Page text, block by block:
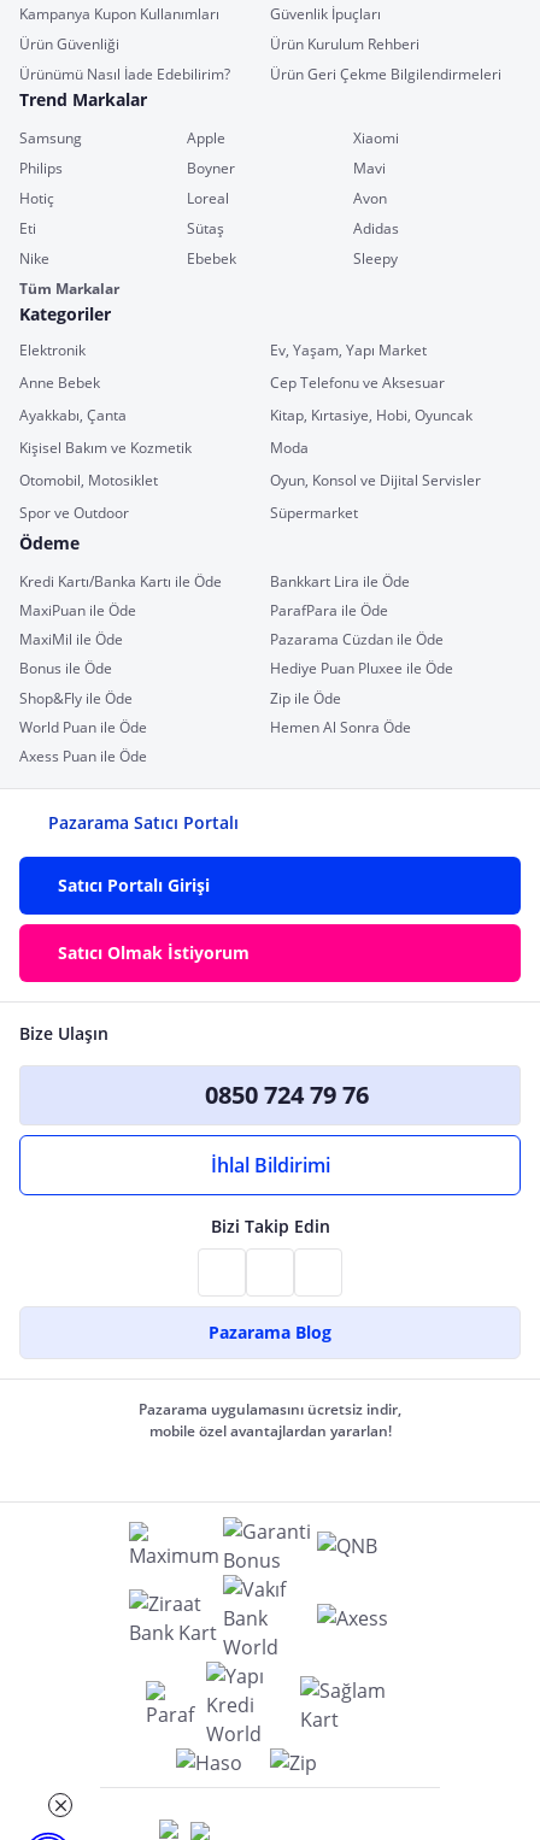
Kampanya Kupon Kullanımları
Güvenlik İpuçları
Ürün Güvenliği
Ürün Kurulum Rehberi
Ürünümü Nasıl İade Edebilirim?
Ürün Geri Çekme Bilgilendirmeleri
Trend Markalar
Samsung Apple
Xiaomi
Philips
Boyner
Mavi
Hotiç
Loreal
Avon
Eti
Sütaş
Adidas
Nike
Ebebek
Sleepy
Tüm Markalar
Kategoriler
Elektronik
Ev, Yaşam, Yapı Market
Anne Bebek
Cep Telefonu ve Aksesuar
Ayakkabı, Çanta
Kitap, Kırtasiye, Hobi, Oyuncak
Kişisel Bakım ve Kozmetik
Moda
Otomobil, Motosiklet
Oyun, Konsol ve Dijital Servisler
Spor ve Outdoor
Süpermarket
Ödeme
Kredi Kartı/Banka Kartı ile Öde
Bankkart Lira ile Öde
MaxiPuan ile Öde
ParafPara ile Öde
MaxiMil ile Öde
Pazarama Cüzdan ile Öde
Bonus ile Öde
Hediye Puan Pluxee ile Öde
Shop&Fly ile Öde
Zip ile Öde
World Puan ile Öde
Hemen Al Sonra Öde
Axess Puan ile Öde
Pazarama Satıcı Portalı
Satıcı Portalı Girişi
Satıcı Olmak İstiyorum
Bize Ulaşın
0850 724 79 76
İhlal Bildirimi
Bizi Takip Edin
Pazarama Blog
Pazarama uygulamasını ücretsiz indir,
mobile özel avantajlardan yararlan!